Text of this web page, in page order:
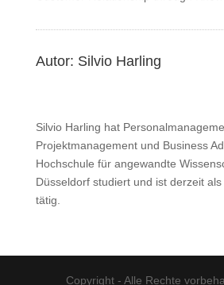
Autor: Silvio Harling
Silvio Harling hat
Projektmanagement und Business
Hochschule für angewandte
Düsseldorf studiert und ist derzeit
tätig.
Copyright - Alle Rechte